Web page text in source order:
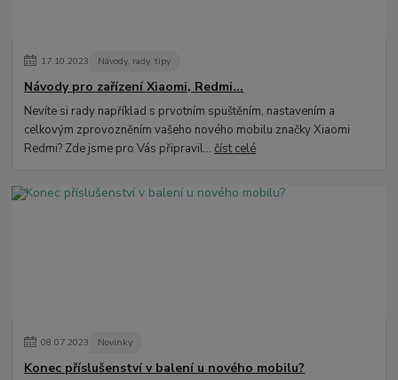
17.10.2023 Návody, rady, tipy
Návody pro zařízení Xiaomi, Redmi...
Nevíte si rady například s prvotním spuštěním, nastavením a
celkovým zprovozněním vašeho nového mobilu značky Xiaomi
Redmi? Zde jsme pro Vás připravil...číst celé
08.07.2023 Novinky
Konec příslušenství v balení u nového mobilu?